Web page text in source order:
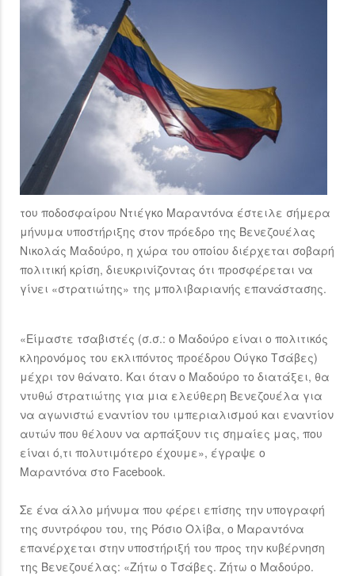
του ποδοσφαίρου Ντιέγκο Μαραντόνα έστειλε σήμερα
μήνυμα υποστήριξης στον πρόεδρο της Βενεζουέλας
Νικολάς Μαδούρο, η χώρα του οποίου διέρχεται σοβαρή
πολιτική κρίση, διευκρινίζοντας ότι προσφέρεται να
γίνει «στρατιώτης» της μπολιβαριανής επανάστασης.
«Είμαστε τσαβιστές (σ.σ.: ο Μαδούρο είναι ο πολιτικός
κληρονόμος του εκλιπόντος προέδρου Ούγκο Τσάβες)
μέχρι τον θάνατο. Και όταν ο Μαδούρο το διατάξει, θα
ντυθώ στρατιώτης για μια ελεύθερη Βενεζουέλα για
να αγωνιστώ εναντίον του ιμπεριαλισμού και εναντίον
αυτών που θέλουν να αρπάξουν τις σημαίες μας, που
είναι ό,τι πολυτιμότερο έχουμε», έγραψε ο
Μαραντόνα στο Facebook.
Σε ένα άλλο μήνυμα που φέρει επίσης την υπογραφή
της συντρόφου του, της Ρόσιο Ολίβα, ο Μαραντόνα
επανέρχεται στην υποστήριξή του προς την κυβέρνηση
της Βενεζουέλας: «Ζήτω ο Τσάβες. Ζήτω ο Μαδούρο.